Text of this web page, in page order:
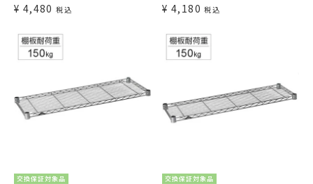
¥ 4,480 税込 ¥ 4,180 税込
交換保証対象品 交換保証対象品